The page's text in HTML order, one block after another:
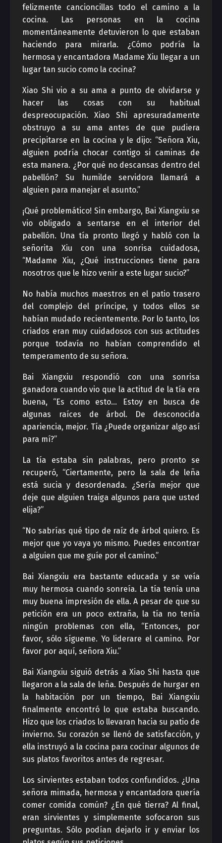
felizmente cancioncillas todo el camino a la
cocina. Las personas en la cocina
momentáneamente detuvieron lo que estaban
haciendo para mirarla. ¿Cómo podría la
hermosa y encantadora Madame Xiu llegar a un
lugar tan sucio como la cocina?
Xiao Shi vio a su ama a punto de olvidarse y
hacer las cosas con su habitual
despreocupación. Xiao Shi apresuradamente
obstruyo a su ama antes de que pudiera
precipitarse en la cocina y le dijo: “Señora Xiu,
alguien podría chocar contigo si caminas de
esta manera. ¿Por qué no descansas dentro del
pabellón? Su humilde servidora llamará a
alguien para manejar el asunto.”
¡Qué problemático! Sin embargo, Bai Xiangxiu se
vio obligado a sentarse en el interior del
pabellón. Una tía pronto llegó y habló con la
señorita Xiu con una sonrisa cuidadosa,
“Madame Xiu, ¿Qué instrucciones tiene para
nosotros que le hizo venir a este lugar sucio?”
No había muchos maestros en el patio trasero
del complejo del príncipe, y todos ellos se
habían mudado recientemente. Por lo tanto, los
criados eran muy cuidadosos con sus actitudes
porque todavía no habían comprendido el
temperamento de su señora.
Bai Xiangxiu respondió con una sonrisa
ganadora cuando vio que la actitud de la tía era
buena, “Es como esto… Estoy en busca de
algunas raíces de árbol. De desconocida
apariencia, mejor. Tía ¿Puede organizar algo así
para mí?”
La tía estaba sin palabras, pero pronto se
recuperó, “Ciertamente, pero la sala de leña
está sucia y desordenada. ¿Sería mejor que
deje que alguien traiga algunos para que usted
elija?”
“No sabrías qué tipo de raíz de árbol quiero. Es
mejor que yo vaya yo mismo. Puedes encontrar
a alguien que me guíe por el camino.”
Bai Xiangxiu era bastante educada y se veía
muy hermosa cuando sonreía. La tía tenía una
muy buena impresión de ella. A pesar de que su
petición era un poco extraña, la tía no tenía
ningún problemas con ella, “Entonces, por
favor, sólo sígueme. Yo liderare el camino. Por
favor por aquí, señora Xiu.”
Bai Xiangxiu siguió detrás a Xiao Shi hasta que
llegaron a la sala de leña. Después de hurgar en
la habitación por un tiempo, Bai Xiangxiu
finalmente encontró lo que estaba buscando.
Hizo que los criados lo llevaran hacia su patio de
invierno. Su corazón se llenó de satisfacción, y
ella instruyó a la cocina para cocinar algunos de
sus platos favoritos antes de regresar.
Los sirvientes estaban todos confundidos. ¿Una
señora mimada, hermosa y encantadora quería
comer comida común? ¿En qué tierra? Al final,
eran sirvientes y simplemente sofocaron sus
preguntas. Sólo podían dejarlo ir y enviar los